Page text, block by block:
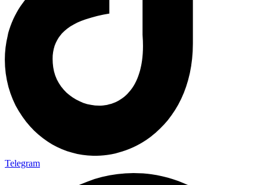
Telegram